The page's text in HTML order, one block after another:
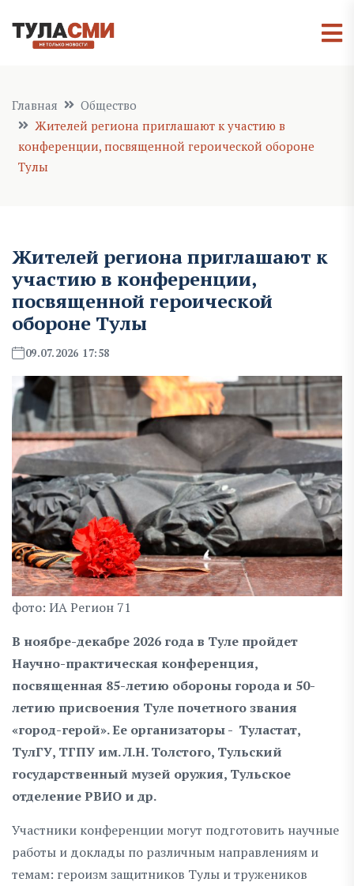
Главная
Общество
Жителей региона приглашают к участию в
конференции, посвященной героической обороне
Тулы
Жителей региона приглашают к
участию в конференции,
посвященной героической
обороне Тулы
09.07.2026 17:58
фото: ИА Регион 71
В ноябре-декабре 2026 года в Туле пройдет
Научно-практическая конференция,
посвященная 85-летию обороны города и 50-
летию присвоения Туле почетного звания
«город-герой». Ее организаторы - Туластат,
ТулГУ, ТГПУ им. Л.Н. Толстого, Тульский
государственный музей оружия, Тульское
отделение РВИО и др.
Участники конференции могут подготовить научные
работы и доклады по различным направлениям и
темам: героизм защитников Тулы и тружеников